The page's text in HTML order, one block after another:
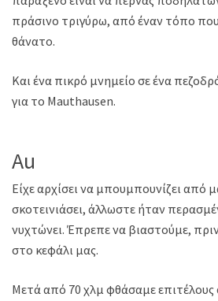
πράσινο τριγύρω, από έναν τόπο
θάνατο.
Και ένα πικρό μνημείο σε ένα
για το Mauthausen.
Au
Είχε αρχίσει να μπουμπουνίζει από
σκοτεινιάσει, άλλωστε ήταν
νυχτώνει. Έπρεπε να βιαστούμε,
στο κεφάλι μας.
Μετά από 70 χλμ φθάσαμε επιτέλους